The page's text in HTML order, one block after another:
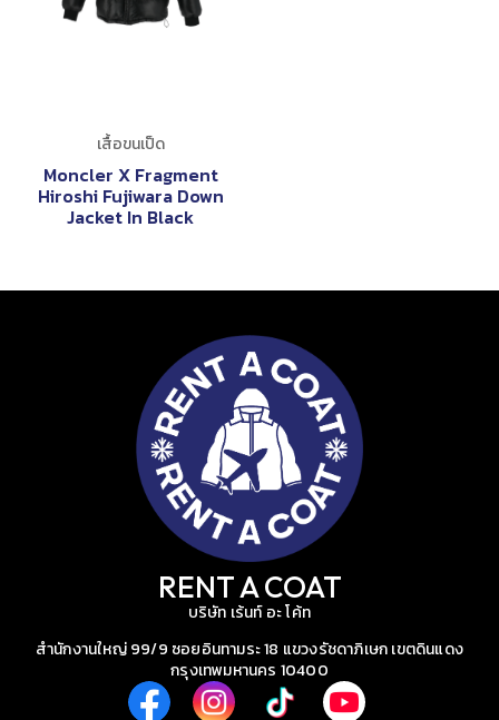
เสื้อขนเป็ด
Moncler X Fragment
Hiroshi Fujiwara Down
Jacket In Black
RENT A COAT
บริษัท เร้นท์ อะ โค้ท
สำนักงานใหญ่ 99/9 ซอยอินทามระ 18 แขวงรัชดาภิเษก เขตดินแดง
กรุงเทพมหานคร 10400